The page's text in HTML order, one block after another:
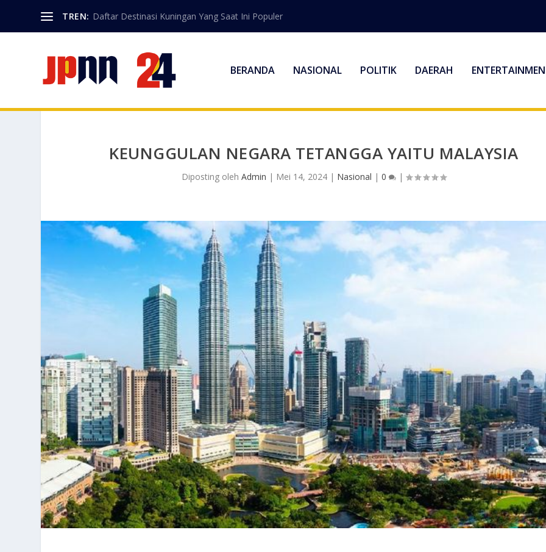
TREN: Daftar Destinasi Kuningan Yang Saat Ini Populer
BERANDA NASIONAL POLITIK DAERAH
KEUNGGULAN NEGARA TETANGGA YAITU MALAYSIA
Diposting oleh Admin | Mei 14, 2024| Nasional | 0 |